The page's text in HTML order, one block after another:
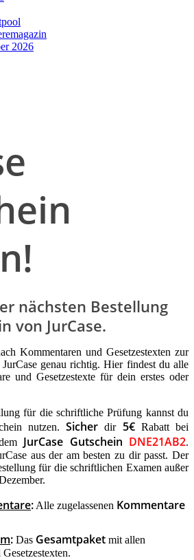
2026
nächsten Bestellung
von JurCase.
Kommentaren und Gesetzestexten zur
genau richtig. Hier findest du alle
und Gesetzestexte für dein erstes oder
für die schriftliche Prüfung kannst du
nutzen. Sicher dir 5€Rabatt bei
JurCase Gutschein DNE21AB2.
aus der am besten zu dir passt. Der
für die schriftlichen Examen außer
: Alle zugelassenen Kommentare
: Das Gesamtpaket mit allen